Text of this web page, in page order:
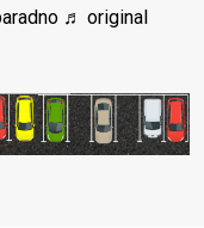
♬ original